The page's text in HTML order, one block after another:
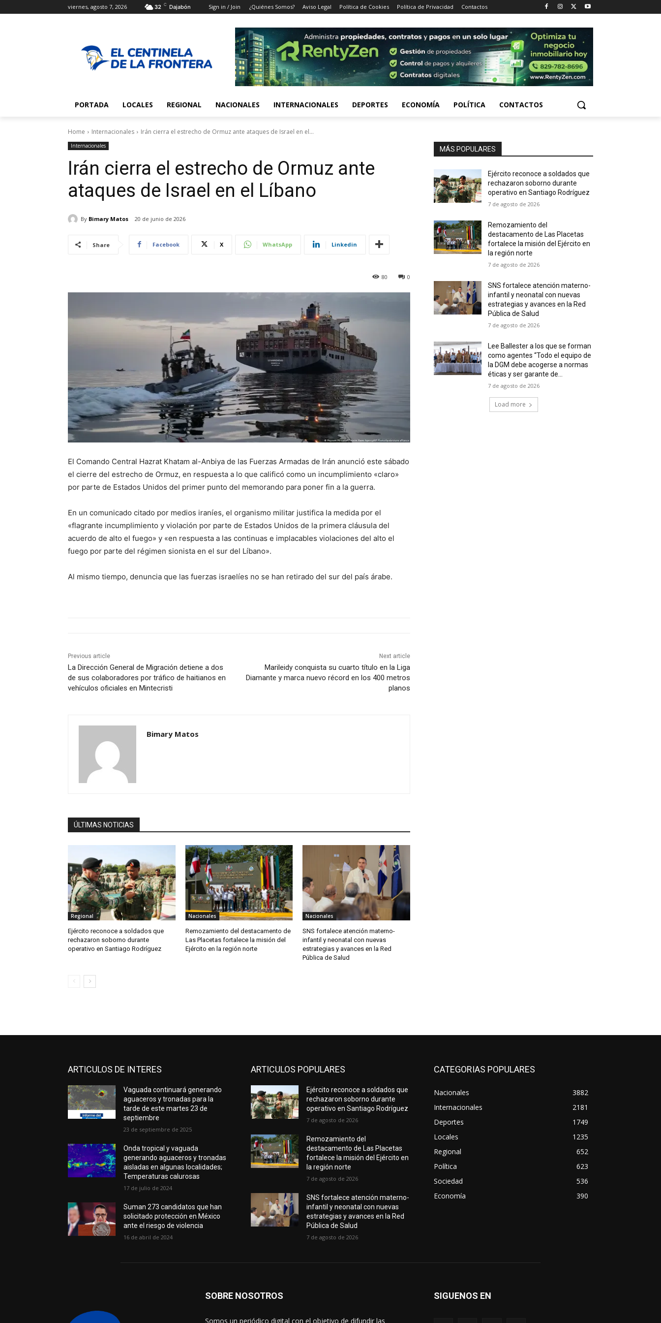
viernes, agosto 7, 2026 32 C Dajabón Sign in / Join ¿Quiénes Somos? Aviso Legal Política de Cookies Política de Privacidad Contactos
PORTADA LOCALES REGIONAL NACIONALES INTERNACIONALES DEPORTES ECONOMÍA POLÍTICA CONTACTOS
Home Internacionales Irán cierra el estrecho de Ormuz ante ataques de Israel en el...
Internacionales
Irán cierra el estrecho de Ormuz ante
ataques de Israel en el Líbano
By Bimary Matos 20 de junio de 2026
Share Facebook X WhatsApp Linkedin
0
80
El Comando Central Hazrat Khatam al-Anbiya de las Fuerzas Armadas de Irán anunció este sábado
el cierre del estrecho de Ormuz, en respuesta a lo que calificó como un incumplimiento «claro»
por parte de Estados Unidos del primer punto del memorando para poner fin a la guerra.
En un comunicado citado por medios iraníes, el organismo militar justifica la medida por el
«flagrante incumplimiento y violación por parte de Estados Unidos de la primera cláusula del
acuerdo de alto el fuego» y «en respuesta a las continuas e implacables violaciones del alto el
fuego por parte del régimen sionista en el sur del Líbano».
Al mismo tiempo, denuncia que las fuerzas israelíes no se han retirado del sur del país árabe.
Previous article
La Dirección General de Migración detiene a dos
de sus colaboradores por tráfico de haitianos en
vehículos oficiales en Mintecristi
Next article
Marileidy conquista su cuarto título en la Liga
Diamante y marca nuevo récord en los 400 metros
planos
Bimary Matos
ÚLTIMAS NOTICIAS
Regional
Ejército reconoce a soldados que
rechazaron soborno durante
operativo en Santiago Rodríguez
Nacionales
Remozamiento del destacamento de
Las Placetas fortalece la misión del
Ejército en la región norte
Nacionales
SNS fortalece atención materno-
infantil y neonatal con nuevas
estrategias y avances en la Red
Pública de Salud
MÁS POPULARES
Ejército reconoce a soldados que
rechazaron soborno durante
operativo en Santiago Rodríguez
7 de agosto de 2026
Remozamiento del
destacamento de Las Placetas
fortalece la misión del Ejército en
la región norte
7 de agosto de 2026
SNS fortalece atención materno-
infantil y neonatal con nuevas
estrategias y avances en la Red
Pública de Salud
7 de agosto de 2026
Lee Ballester a los que se forman
como agentes “Todo el equipo de
la DGM debe acogerse a normas
éticas y ser garante de...
7 de agosto de 2026
Load more
ARTICULOS DE INTERES
Vaguada continuará generando
aguaceros y tronadas para la
tarde de este martes 23 de
septiembre
23 de septiembre de 2025
Onda tropical y vaguada
generando aguaceros y tronadas
aisladas en algunas localidades;
Temperaturas calurosas
17 de julio de 2024
Suman 273 candidatos que han
solicitado protección en México
ante el riesgo de violencia
16 de abril de 2024
ARTICULOS POPULARES
Ejército reconoce a soldados que
rechazaron soborno durante
operativo en Santiago Rodríguez
7 de agosto de 2026
Remozamiento del
destacamento de Las Placetas
fortalece la misión del Ejército en
la región norte
7 de agosto de 2026
SNS fortalece atención materno-
infantil y neonatal con nuevas
estrategias y avances en la Red
Pública de Salud
7 de agosto de 2026
CATEGORIAS POPULARES
Nacionales
3882
Internacionales
2181
Deportes
1749
Locales
1235
Regional
652
Política
623
Sociedad
536
Economía
390
SOBRE NOSOTROS
Somos un periódico digital con el objetivo de difundir las
SIGUENOS EN